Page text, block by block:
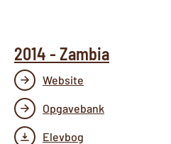
2014 - Zambia
Website
Opgavebank
Elevbog